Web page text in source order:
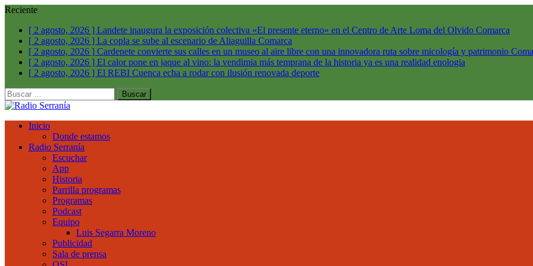
Reciente
[ 2 agosto, 2026 ] Landete inaugura la exposición colectiva «El presente eterno» en el Centro de Arte Loma del Olvido Comarca
[ 2 agosto, 2026 ] La copla se sube al escenario de Aliaguilla Comarca
[ 2 agosto, 2026 ] Cardenete convierte sus calles en un museo al aire libre con una innovadora ruta sobre micología y patrimonio
[ 2 agosto, 2026 ] El calor pone en jaque al vino: la vendimia más temprana de la historia ya es una realidad enologia
[ 2 agosto, 2026 ] El REBI Cuenca echa a rodar con ilusión renovada deporte
Buscar:
Inicio
Donde estamos
Radio Serranía
Escuchar
App
Historia
Parrilla programas
Programas
Podcast
Equipo
Luis Segarra Moreno
Publicidad
Sala de prensa